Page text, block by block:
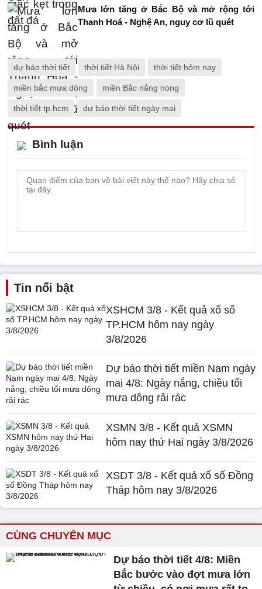
Mưa lớn tăng ở Bắc Bộ và mở rộng tới
Thanh Hoá - Nghệ An, nguy cơ lũ quét
dự báo thời tiết thời tiết Hà Nội thời tiết hôm nay
miền bắc mưa dông miền Bắc nắng nóng
thời tiết tp.hcm dự báo thời tiết ngày mai
Bình luận
Tin nổi bật
XSHCM 3/8 - Kết quả xổ số
TP.HCM hôm nay ngày
3/8/2026
Dự báo thời tiết miền Nam ngày
mai 4/8: Ngày nắng, chiều tối
mưa dông rải rác
XSMN 3/8 - Kết quả XSMN
hôm nay thứ Hai ngày 3/8/2026
XSDT 3/8 - Kết quả xổ số Đồng
Tháp hôm nay 3/8/2026
CÙNG CHUYÊN MỤC
Dự báo thời tiết 4/8: Miền
Bắc bước vào đợt mưa lớn